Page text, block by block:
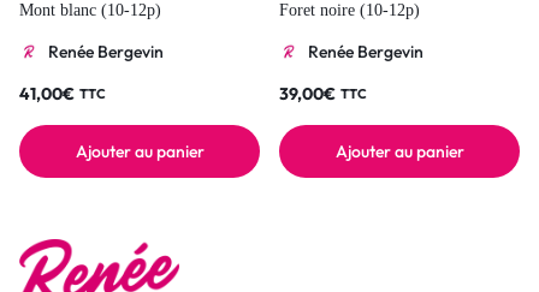
Mont blanc (10-12p)
Renée Bergevin
41,00€ TTC
Ajouter au panier
Foret noire (10-12p)
Renée Bergevin
39,00€ TTC
Ajouter au panier